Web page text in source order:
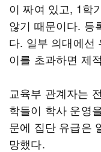
이 짜여 있고, 1학
않기 때문이다. 등
다. 일부 의대에선
이를 초과하면 제
교육부 관계자는
학들이 학사 운영
문에 집단 유급은
망했다.